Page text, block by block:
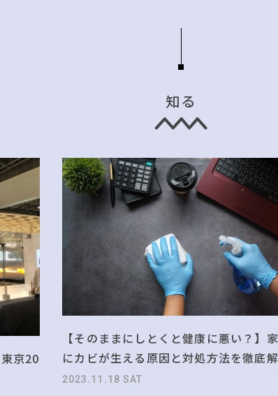
画 #ACTUS #田中みな実#テレワーク#2022
アの法則
#良品計画 #材木屋のおやじとせがれ#ヤマソ
ラマ #木図鑑#タンスのゲン #IKEA
ア#石田ゆり子 #岸井ゆきの#展示会 #ソファ
メ #インテリアスタイリングの
#MoMA #おすすめ #IDÉE
#関家具#照明#インテリアコーディネート#
#2022 春ドラマ#テーブル
#無印良品
知る
京20
【そのままにしとくと健康に悪い？】
にカビが生える原因と対処方法を徹底
2023.11.18 SAT